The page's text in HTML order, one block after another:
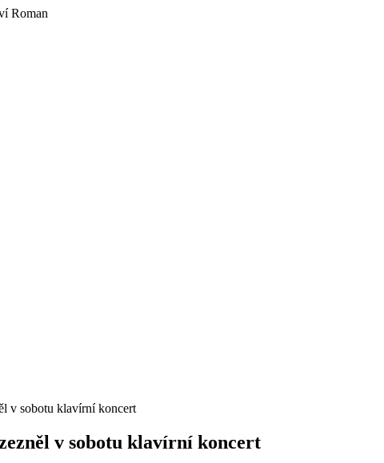
Roman
v sobotu klavírní koncert